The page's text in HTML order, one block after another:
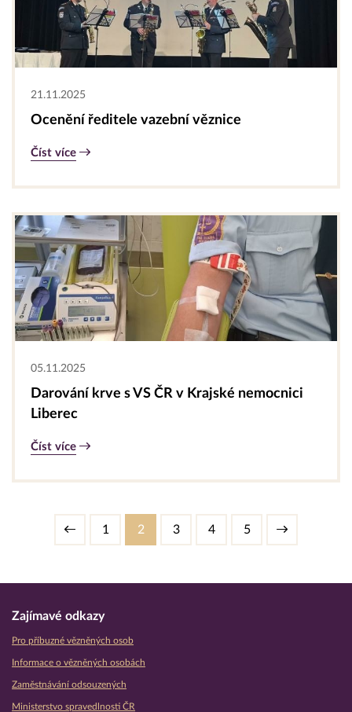
21.11.2025
Ocenění ředitele vazební věznice
Číst více
05.11.2025
Darování krve s VS ČR v Krajské nemocnici
Liberec
Číst více
1 2 3 4 5
Zajímavé odkazy
Pro příbuzné vězněných osob
Informace o vězněných osobách
Zaměstnávání odsouzených
Ministerstvo spravedlnosti ČR